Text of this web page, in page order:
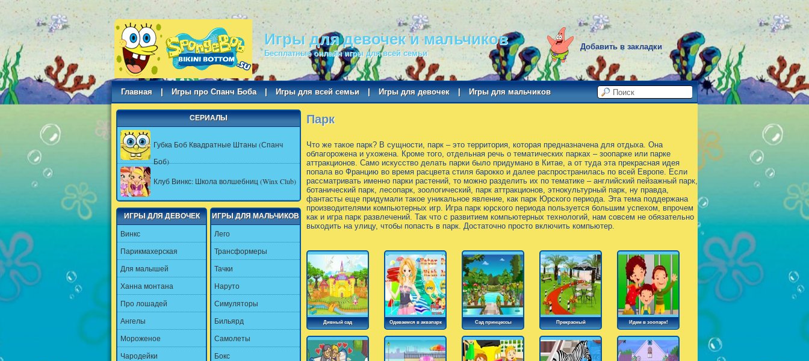
Игры для девочек и мальчиков
Бесплатные онлайн игры для всей семьи
Добавить в закладки
Главная | Игры про Спанч Боба | Игры для всей семьи | Игры для девочек | Игры для мальчиков
СЕРИАЛЫ
Губка Боб Квадратные Штаны (Спанч
Боб)
Клуб Винкс: Школа волшебниц (Winx Club)
ИГРЫ ДЛЯ ДЕВОЧЕК
Винкс
Парикмахерская
Для малышей
Ханна монтана
Про лошадей
Ангелы
Мороженое
Чародейки
ИГРЫ ДЛЯ МАЛЬЧИКОВ
Лего
Трансформеры
Тачки
Наруто
Симуляторы
Бильярд
Самолеты
Бокс
Парк
Что же такое парк? В сущности, парк – это территория, которая предназначена для отдыха. Она
облагорожена и ухожена. Кроме того, отдельная речь о тематических парках – зоопарке или парке
аттракционов. Само искусство делать парки было придумано в Китае, а от туда эта прекрасная идея
попала во Францию во время расцвета стиля барокко и далее распространилась по всей Европе. Если
рассматривать именно парки растений, то можно разделить их по тематике – английский пейзажный парк,
ботанический парк, лесопарк, зоологический, парк аттракционов, этнокультурный парк, ну правда,
фантасты еще придумали такое уникальное явление, как парк Юрского периода. Эта тема поддержана
производителями компьютерных игр. Игра парк юрского периода пользуется большим успехом, впрочем
как и игра парк развлечений. Так что с развитием компьютерных технологий, нам совсем не обязательно
выходить на улицу, чтобы попасть в парк. Достаточно просто включить компьютер.
Дивный сад Одеваемся в аквапарк Сад принцессы
Прекрасный
Идем в зоопарк!